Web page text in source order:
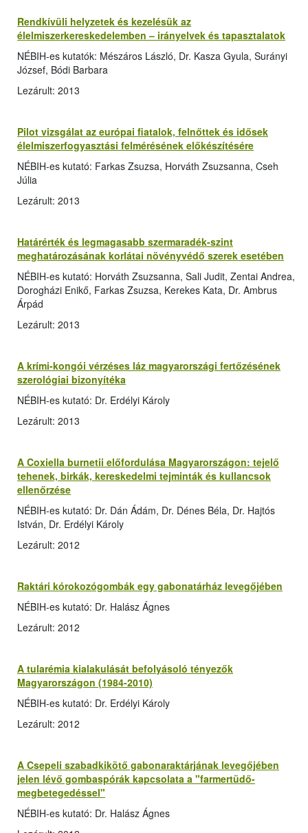
Rendkívüli helyzetek és kezelésük az
élelmiszerkereskedelemben – irányelvek és tapasztalatok
NÉBIH-es kutatók: Mészáros László, Dr. Kasza Gyula, Surányi
József, Bódi Barbara
Lezárult: 2013
Pilot vizsgálat az európai fiatalok, felnőttek és idősek
élelmiszerfogyasztási felmérésének előkészítésére
NÉBIH-es kutató: Farkas Zsuzsa, Horváth Zsuzsanna, Cseh
Júlia
Lezárult: 2013
Határérték és legmagasabb szermaradék-szint
meghatározásának korlátai növényvédő szerek esetében
NÉBIH-es kutató: Horváth Zsuzsanna, Sali Judit, Zentai Andrea,
Dorogházi Enikő, Farkas Zsuzsa, Kerekes Kata, Dr. Ambrus
Árpád
Lezárult: 2013
A krími-kongói vérzéses láz magyarországi fertőzésének
szerológiai bizonyítéka
NÉBIH-es kutató: Dr. Erdélyi Károly
Lezárult: 2013
A Coxiella burnetii előfordulása Magyarországon: tejelő
tehenek, birkák, kereskedelmi tejminták és kullancsok
ellenőrzése
NÉBIH-es kutató: Dr. Dán Ádám, Dr. Dénes Béla, Dr. Hajtós
István, Dr. Erdélyi Károly
Lezárult: 2012
Raktári kórokozógombák egy gabonatárház levegőjében
NÉBIH-es kutató: Dr. Halász Ágnes
Lezárult: 2012
A tularémia kialakulását befolyásoló tényezők
Magyarországon (1984-2010)
NÉBIH-es kutató: Dr. Erdélyi Károly
Lezárult: 2012
A Csepeli szabadkikötő gabonaraktárjának levegőjében
jelen lévő gombaspórák kapcsolata a "farmertüdő-
megbetegedéssel"
NÉBIH-es kutató: Dr. Halász Ágnes